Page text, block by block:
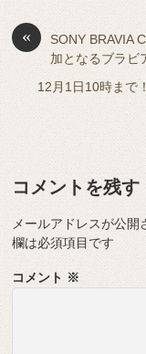
o
o
k
y
n
g
er
«
SONY BRAVIA
加となるブラビ
12月1日10時まで
コメントを残す
メールアドレスが公開
欄は必須項目です
コメント ※